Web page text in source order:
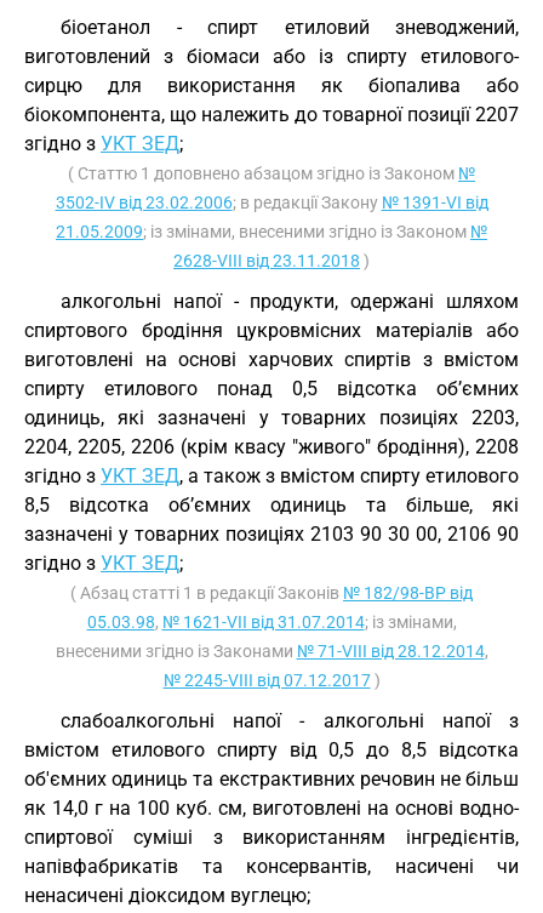
біоетанол - спирт етиловий зневоджений,
виготовлений з біомаси або із спирту етилового-
сирцю для використання як біопалива або
біокомпонента, що належить до товарної позиції 2207
згідно з УКТ ЗЕД;
( Статтю 1 доповнено абзацом згідно із Законом №
3502-IV від 23.02.2006; в редакції Закону № 1391-VI від
21.05.2009; із змінами, внесеними згідно із Законом №
2628-VIII від 23.11.2018 )
алкогольні напої - продукти, одержані шляхом
спиртового бродіння цукровмісних матеріалів або
виготовлені на основі харчових спиртів з вмістом
спирту етилового понад 0,5 відсотка об’ємних
одиниць, які зазначені у товарних позиціях 2203,
2204, 2205, 2206 (крім квасу "живого" бродіння), 2208
згідно з УКТ ЗЕД, а також з вмістом спирту етилового
8,5 відсотка об’ємних одиниць та більше, які
зазначені у товарних позиціях 2103 90 30 00, 2106 90
згідно з УКТ ЗЕД;
( Абзац статті 1 в редакції Законів № 182/98-ВР від
05.03.98, № 1621-VII від 31.07.2014; із змінами,
внесеними згідно із Законами № 71-VIII від 28.12.2014,
№ 2245-VIII від 07.12.2017)
слабоалкогольні напої - алкогольні напої з
вмістом етилового спирту від 0,5 до 8,5 відсотка
об'ємних одиниць та екстрактивних речовин не більш
як 14,0 г на 100 куб. см, виготовлені на основі водно-
спиртової суміші з використанням інгредієнтів,
напівфабрикатів та консервантів, насичені чи
ненасичені діоксидом вуглецю;